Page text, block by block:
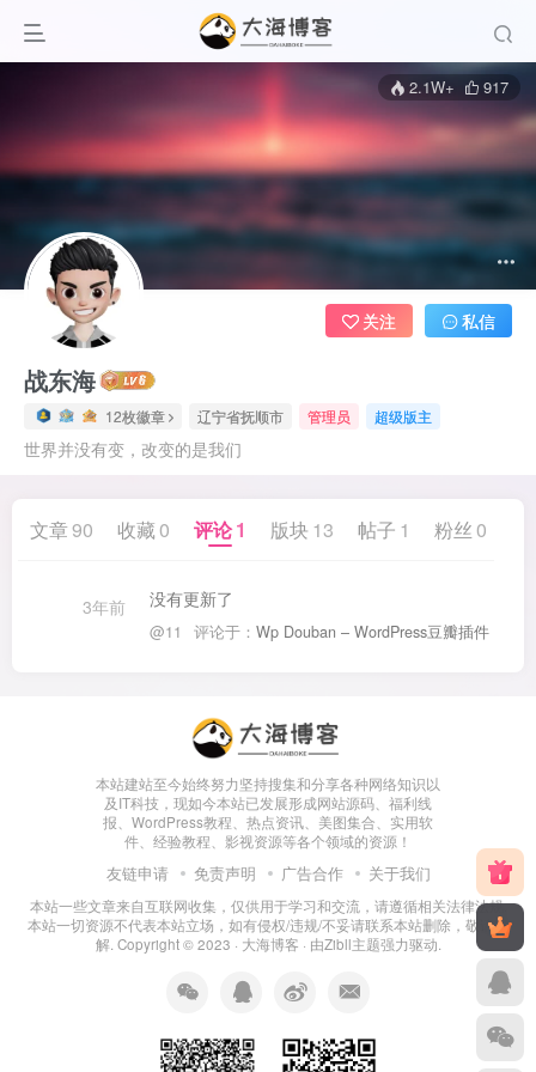
2.1W+ 917
战东海
12枚徽章 辽宁省抚顺市 管理员 超级版主
世界并没有变，改变的是我们
关注 私信
文章90 收藏 0 评论1 版块 13 帖子 1 粉丝 0
3年前 没有更新了
@11 评论于： Wp Douban – WordPress豆瓣插件
本站建站至今始终努力坚持搜集和分享各种网络知识以
及IT科技，现如今本站已发展形成网站源码、福利线
报、WordPress教程、热点资讯、美图集合、实用软
件、经验教程、影视资源等各个领域的资源！
友链申请 免责声明 广告合作 关于我们
本站一些文章来自互联网收集，仅供用于学习和交流，请遵循相关法律法规.
本站一切资源不代表本站立场，如有侵权/违规/不妥请联系本站删除，敬请谅
解. Copyright © 2023 · 大海博客 · 由Zibll主题强力驱动.